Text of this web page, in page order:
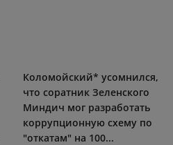
Коломойский* усомнился,
что соратник Зеленского
Миндич мог разработать
коррупционную схему по
"откатам" на 100...